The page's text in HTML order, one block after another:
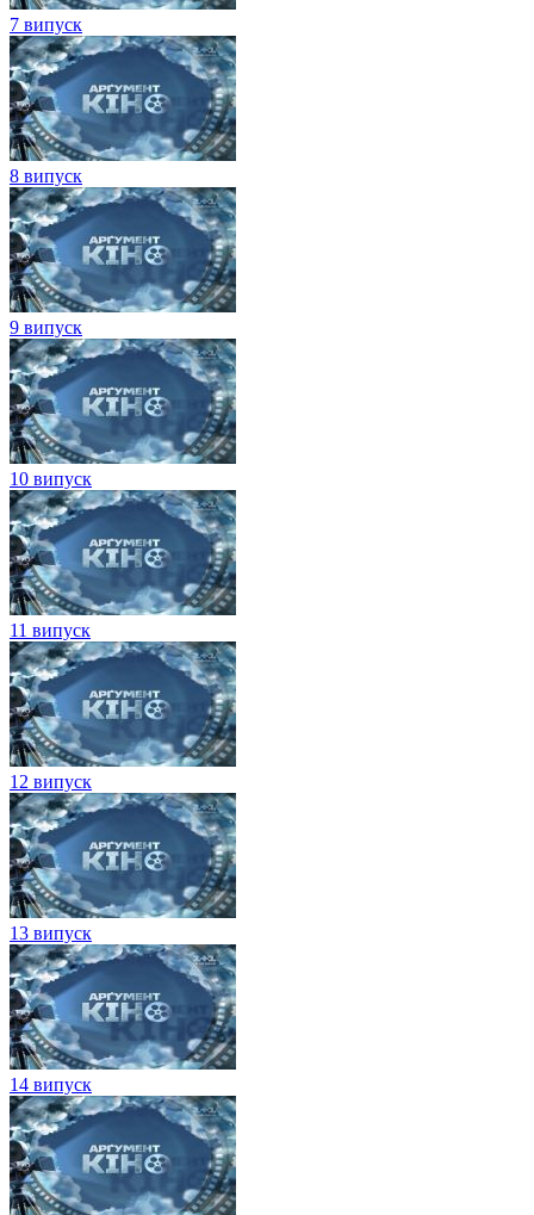
7 випуск
8 випуск
9 випуск
10 випуск
11 випуск
12 випуск
13 випуск
14 випуск